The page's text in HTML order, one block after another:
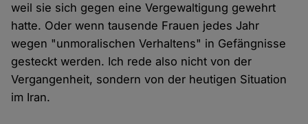
weil sie sich gegen eine Vergewaltigung gewehrt
hatte. Oder wenn tausende Frauen jedes Jahr
wegen "unmoralischen Verhaltens" in Gefängnisse
gesteckt werden. Ich rede also nicht von der
Vergangenheit, sondern von der heutigen Situation
im Iran.